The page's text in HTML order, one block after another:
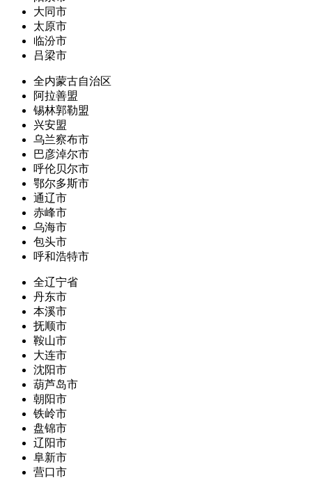
大同市
太原市
临汾市
吕梁市
全内蒙古自治区
阿拉善盟
锡林郭勒盟
兴安盟
乌兰察布市
巴彦淖尔市
呼伦贝尔市
鄂尔多斯市
通辽市
赤峰市
乌海市
包头市
呼和浩特市
全辽宁省
丹东市
本溪市
抚顺市
鞍山市
大连市
沈阳市
葫芦岛市
朝阳市
铁岭市
盘锦市
辽阳市
阜新市
营口市